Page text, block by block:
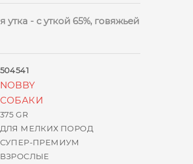
утка - с уткой 65%, говяжьей
504541
NOBBY
СОБАКИ
375 GR
ДЛЯ МЕЛКИХ ПОРОД
СУПЕР-ПРЕМИУМ
ВЗРОСЛЫЕ